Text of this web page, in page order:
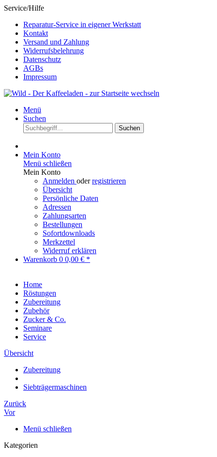
Service/Hilfe
Reparatur-Service in eigener Werkstatt
Kontakt
Versand und Zahlung
Widerrufsbelehrung
Datenschutz
AGBs
Impressum
Menü
Suchen
Suchen
Mein Konto
Menü schließen
Mein Konto
Anmelden oderregistrieren
Übersicht
Persönliche Daten
Adressen
Zahlungsarten
Bestellungen
Sofortdownloads
Merkzettel
Widerruf erklären
Warenkorb 0 0,00 € *
Home
Röstungen
Zubereitung
Zubehör
Zucker & Co.
Seminare
Service
Übersicht
Zubereitung
Siebträgermaschinen
Zurück
Vor
Menü schließen
Kategorien